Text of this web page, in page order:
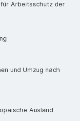
Arbeitsschutz der
und Umzug nach
Ausland